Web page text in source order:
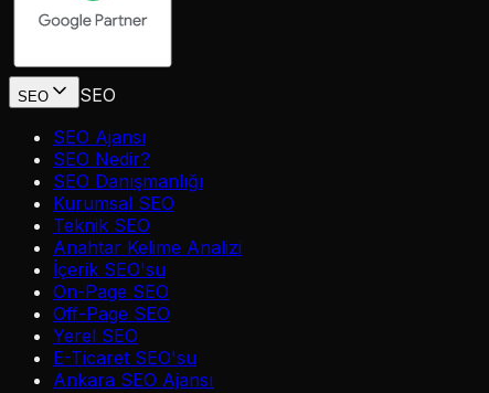
SEO
SEO
SEO Ajansı
SEO Nedir?
SEO Danışmanlığı
Kurumsal SEO
Teknik SEO
Anahtar Kelime Analizi
İçerik SEO'su
On-Page SEO
Off-Page SEO
Yerel SEO
E-Ticaret SEO'su
Ankara SEO Ajansı